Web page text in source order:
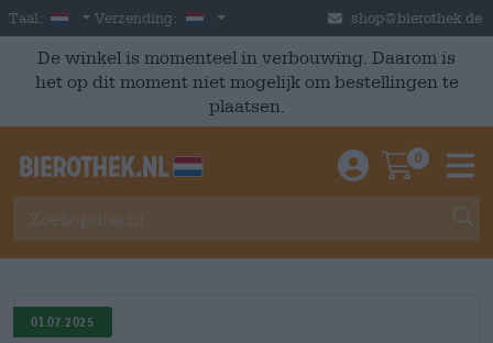
Skip to main content
Taal: Dutch
Verzending: Nederland shop@bierothek.de
De winkel is momenteel in verbouwing. Daarom is
het op dit moment niet mogelijk om bestellingen te
plaatsen.
Einloggen /
0
01.07.2025